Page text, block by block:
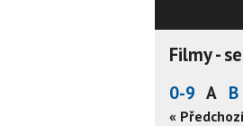
Filmy -
0-9 A B
« Předchozí
All - All All - All